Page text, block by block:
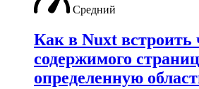
Средний
Как в Nuxt встроить
содержимого
определенную